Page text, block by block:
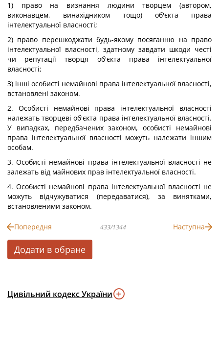
1) право на визнання людини творцем (автором,
виконавцем, винахідником тощо) об'єкта права
інтелектуальної власності;
2) право перешкоджати будь-якому посяганню на право
інтелектуальної власності, здатному завдати шкоди честі
чи репутації творця об'єкта права інтелектуальної
власності;
3) інші особисті немайнові права інтелектуальної власності,
встановлені законом.
2. Особисті немайнові права інтелектуальної власності
належать творцеві об'єкта права інтелектуальної власності.
У випадках, передбачених законом, особисті немайнові
права інтелектуальної власності можуть належати іншим
особам.
3. Особисті немайнові права інтелектуальної власності не
залежать від майнових прав інтелектуальної власності.
4. Особисті немайнові права інтелектуальної власності не
можуть відчужуватися (передаватися), за винятками,
встановленими законом.
Попередня 433/1344 Наступна
Додати в обране
Цивільний кодекс України